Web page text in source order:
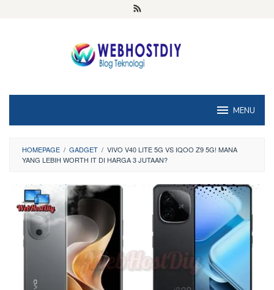
MENU
HOMEPAGE / GADGET / VIVO V40 LITE 5G VS IQOO Z9 5G! MANA
YANG LEBIH WORTH IT DI HARGA 3 JUTAAN?